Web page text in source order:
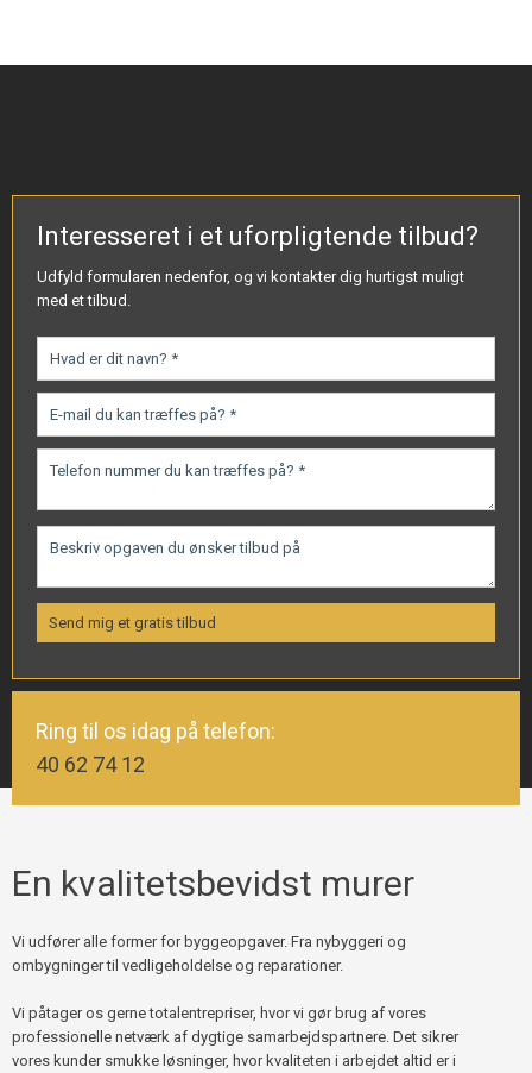
Interesseret i et uforpligtende tilbud?​
Udfyld formularen nedenfor, og vi kontakter dig hurtigst muligt
med et tilbud.
Ring til os idag på telefon:
40 62 74 12
En kvalitetsbevidst murer
​Vi udfører alle former for byggeopgaver. Fra nybyggeri og
ombygninger til vedligeholdelse og reparationer.
Vi påtager os gerne totalentrepriser, hvor vi gør brug af vores
professionelle netværk af dygtige samarbejdspartnere. Det sikrer
vores kunder smukke løsninger, hvor kvaliteten i arbejdet altid er i